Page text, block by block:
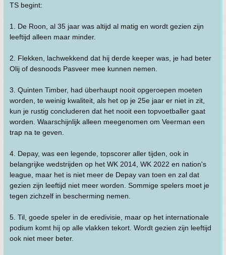
TS begint:
1. De Roon, al 35 jaar was altijd al matig en wordt gezien zijn
leeftijd alleen maar minder.
2. Flekken, lachwekkend dat hij derde keeper was, je had beter
Olij of desnoods Pasveer mee kunnen nemen.
3. Quinten Timber, had überhaupt nooit opgeroepen moeten
worden, te weinig kwaliteit, als het op je 25e jaar er niet in zit,
kun je rustig concluderen dat het nooit een topvoetballer gaat
worden. Waarschijnlijk alleen meegenomen om Veerman een
trap na te geven.
4. Depay, was een legende, topscorer aller tijden, ook in
belangrijke wedstrijden op het WK 2014, WK 2022 en nation's
league, maar het is niet meer de Depay van toen en zal dat
gezien zijn leeftijd niet meer worden. Sommige spelers moet je
tegen zichzelf in bescherming nemen.
5. Til, goede speler in de eredivisie, maar op het internationale
podium komt hij op alle vlakken tekort. Wordt gezien zijn leeftijd
ook niet meer beter.